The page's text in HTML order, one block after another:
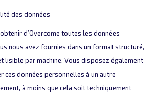
des données
d’Overcome toutes les données
nous avez fournies dans un format structuré,
lisible par machine. Vous disposez également
ces données personnelles à un autre
à moins que cela soit techniquement